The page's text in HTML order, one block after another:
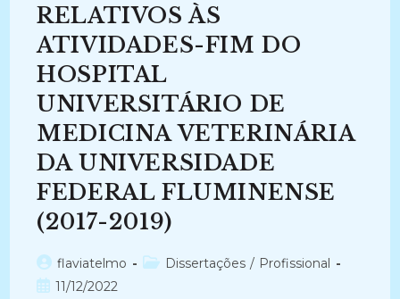
2012)
RELATIVOS ÀS
ATIVIDADES-FIM DO
HOSPITAL
UNIVERSITÁRIO DE
MEDICINA VETERINÁRIA
DA UNIVERSIDADE
FEDERAL FLUMINENSE
(2017-2019)
Autor
do
flaviatelmo
Categoria
Dissertações / Profissional
Post11/12/2022